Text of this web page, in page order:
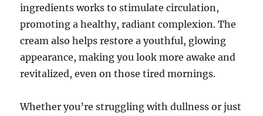
ingredients works to stimulate circulation,
promoting a healthy, radiant complexion. The
cream also helps restore a youthful, glowing
appearance, making you look more awake and
revitalized, even on those tired mornings.
Whether you’re struggling with dullness or just